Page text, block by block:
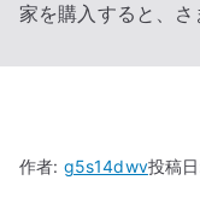
家を購入すると、
作者: g5s14dwv投稿